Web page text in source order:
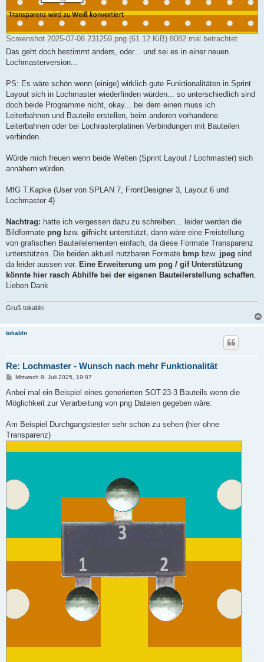
Screenshot 2025-07-08 231259.png (61.12 KiB) 8082 mal betrachtet
Das geht doch bestimmt anders, oder... und sei es in einer neuen
Lochmasterversion...
PS: Es wäre schön wenn (einige) wirklich gute Funktionalitäten in Sprint
Layout sich in Lochmaster wiederfinden würden... so unterschiedlich sind
doch beide Programme nicht, okay... bei dem einen muss ich
Leiterbahnen und Bauteile erstellen, beim anderen vorhandene
Leiterbahnen oder bei Lochrasterplatinen Verbindungen mit Bauteilen
verbinden.
Würde mich freuen wenn beide Welten (Sprint Layout / Lochmaster) sich
annähern würden.
MfG T.Kapke (User von SPLAN 7, FrontDesigner 3, Layout 6 und
Lochmaster 4)
Nachtrag: hatte ich vergessen dazu zu schreiben... leider werden die
Bildformate png bzw. gifnicht unterstützt, dann wäre eine Freistellung
von grafischen Bauteilelementen einfach, da diese Formate Transparenz
unterstützen. Die beiden aktuell nutzbaren Formate bmp bzw. jpeg sind
da leider aussen vor. Eine Erweiterung um png / gif Unterstützung
könnte hier rasch Abhilfe bei der eigenen Bauteilerstellung schaffen
Lieben Dank
Gruß tokabln
tokabln
Re: Lochmaster - Wunsch nach mehr Funktionalität
B
i
r
Mittwoch 9. Juli 2025, 19:07
Anbei mal ein Beispiel eines generierten SOT-23-3 Bauteils wenn die
Möglichkeit zur Verarbeitung von png Dateien gegeben wäre:
Am Beispiel Durchgangstester sehr schön zu sehen (hier ohne
Transparenz)